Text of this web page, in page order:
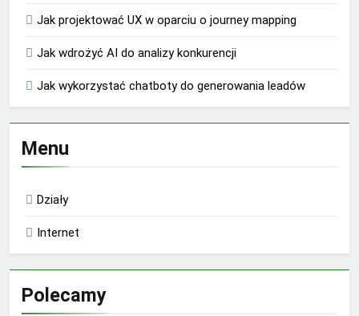
Jak projektować UX w oparciu o journey mapping
Jak wdrożyć AI do analizy konkurencji
Jak wykorzystać chatboty do generowania leadów
Menu
Działy
Internet
Polecamy